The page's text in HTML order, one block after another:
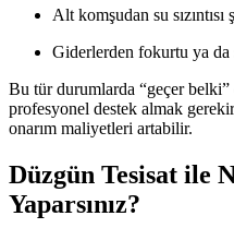
Alt komşudan su
Giderlerden fokurtu ya da
Bu tür durumlarda “geçer
profesyonel destek almak
onarım maliyetleri artabilir.
Düzgün Tesisat ile
Yaparsınız?